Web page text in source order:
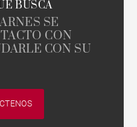
BUSCA
SE
CON
CON SU